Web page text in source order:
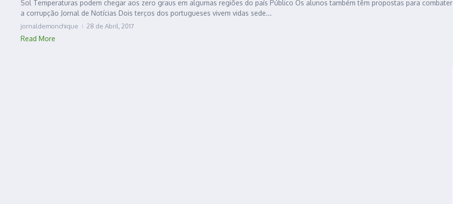
Sol Temperaturas podem chegar aos zero graus em algumas regiões do país Público Os alunos também têm propostas para combater
a corrupção Jornal de Notícias Dois terços dos portugueses vivem vidas sede...
jornaldemonchique 28 de Abril, 2017
Read More